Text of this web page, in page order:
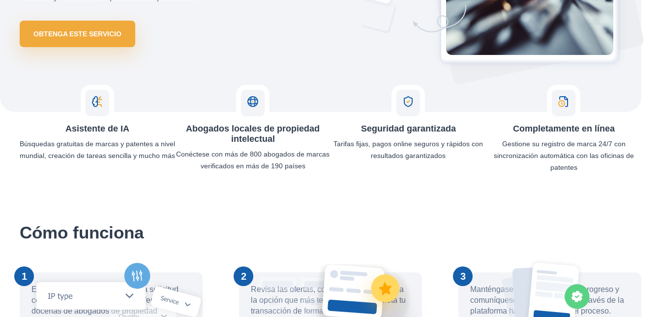
OBTENGA ESTE SERVICIO
Asistente de IA
Búsquedas gratuitas de marcas y patentes a nivel
mundial, creación de tareas sencilla y mucho más
Abogados locales de propiedad
intelectual
Conéctese con más de 800 abogados de marcas
verificados en más de 190 países
Seguridad garantizada
Tarifas fijas, pagos online seguros y rápidos con
resultados garantizados
Completamente en línea
Gestione su registro de marca 24/7 con
sincronización automática con las oficinas de
patentes
Cómo funciona
1
En cuestión de minutos, cree una solicitud
con un asistente de IA y reciba ofertas de
docenas de abogados de propiedad
2
Revisa las ofertas, compáralas y selecciona
la opción que más te convenga. Completa tu
transacción de forma segura
3
Manténgase informado sobre el progreso y
comuníquese con su abogado a través de la
plataforma hasta que finalice el proceso.